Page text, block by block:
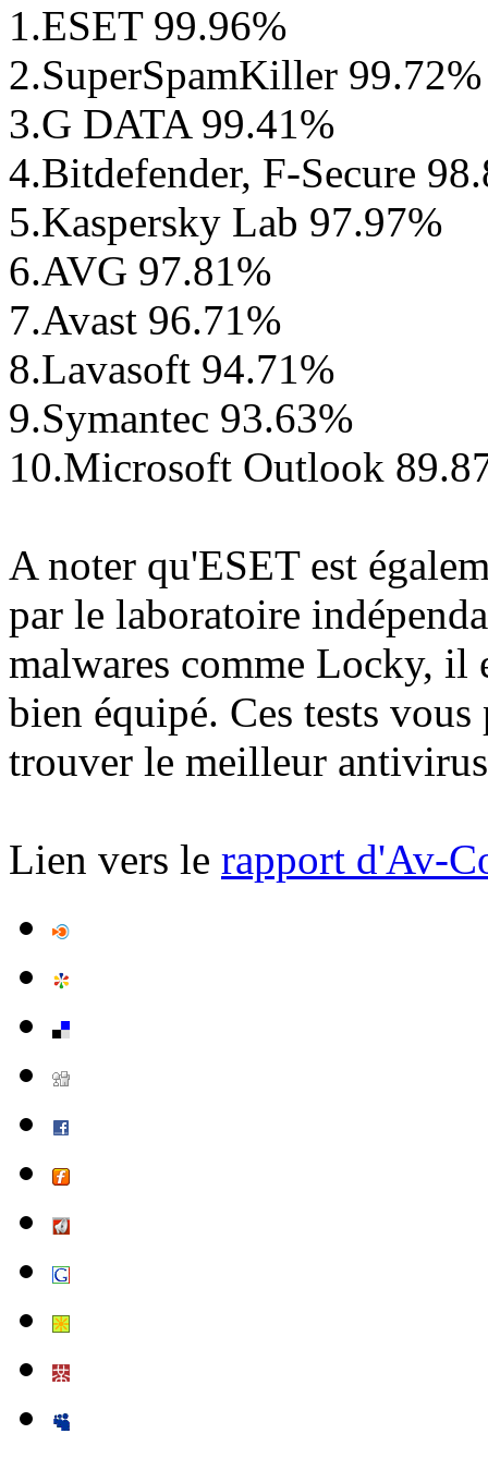
1.ESET 99.96%
2.SuperSpamKiller 99.72%
3.G DATA 99.41%
4.Bitdefender, F-Secure
5.Kaspersky Lab 97.97%
6.AVG 97.81%
7.Avast 96.71%
8.Lavasoft 94.71%
9.Symantec 93.63%
10.Microsoft Outlook
A noter qu'ESET est
par le laboratoire
malwares comme Locky, il
bien équipé. Ces tests
trouver le meilleur
Lien vers le rapport d'Av-